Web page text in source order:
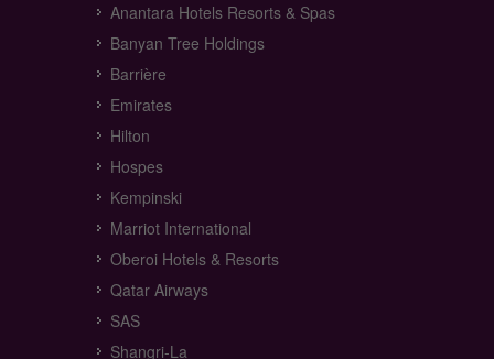
Anantara Hotels Resorts & Spas
Banyan Tree Holdings
Barrière
Emirates
Hilton
Hospes
Kempinski
Marriot International
Oberoi Hotels & Resorts
Qatar Airways
SAS
Shangri-La